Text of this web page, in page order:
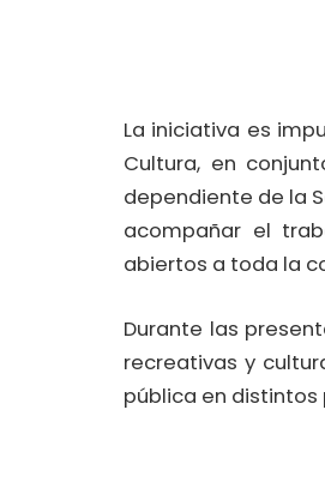
La iniciativa es
Cultura, en
dependiente de la
acompañar el
abiertos a toda la
Durante las
recreativas y
pública en distintos